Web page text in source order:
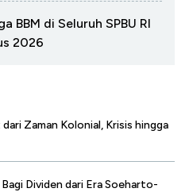
BBM di Seluruh SPBU RI
2026
dari Zaman Kolonial, Krisis hingga
Dividen dari Era Soeharto-